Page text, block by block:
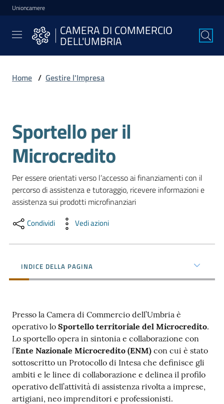
Vai al contenuto
Vai alla navigazione
Vai al footer
Unioncamere
CAMERA DI COMMERCIO
DELL'UMBRIA
CAMERA DI
COMMERCIO
DELL'UMBRIA
Avviare
l'Impresa
Gestire
l'Impresa
l'Impresa
e
Tutelare
l'Impresa
e
il
Consumatore
Home / Gestire l'Impresa
Salta al contenuto
Sportello per il
Microcredito
Per essere orientati verso l’accesso ai finanziamenti con il
percorso di assistenza e tutoraggio, ricevere informazioni e
assistenza sui prodotti microfinanziari
Condividi Vedi azioni
INDICE DELLA PAGINA
Presso la Camera di Commercio dell’Umbria è
operativo lo Sportello territoriale del Microcredito.
Lo sportello opera in sintonia e collaborazione con
l’Ente Nazionale Microcredito (ENM) con cui è stato
sottoscritto un Protocollo di Intesa che definisce gli
ambiti e le linee di collaborazione e delinea il profilo
operativo dell’attività di assistenza rivolta a imprese,
artigiani, neo imprenditori e professionisti.